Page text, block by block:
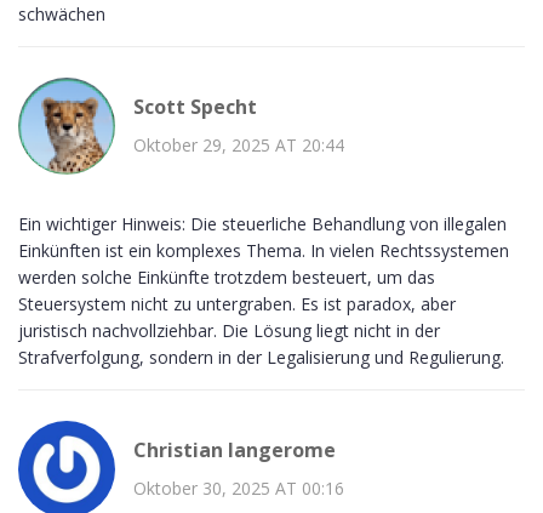
schwächen
Scott Specht
Oktober 29, 2025 AT 20:44
Ein wichtiger Hinweis: Die steuerliche Behandlung von illegalen
Einkünften ist ein komplexes Thema. In vielen Rechtssystemen
werden solche Einkünfte trotzdem besteuert, um das
Steuersystem nicht zu untergraben. Es ist paradox, aber
juristisch nachvollziehbar. Die Lösung liegt nicht in der
Strafverfolgung, sondern in der Legalisierung und Regulierung.
Christian langerome
Oktober 30, 2025 AT 00:16